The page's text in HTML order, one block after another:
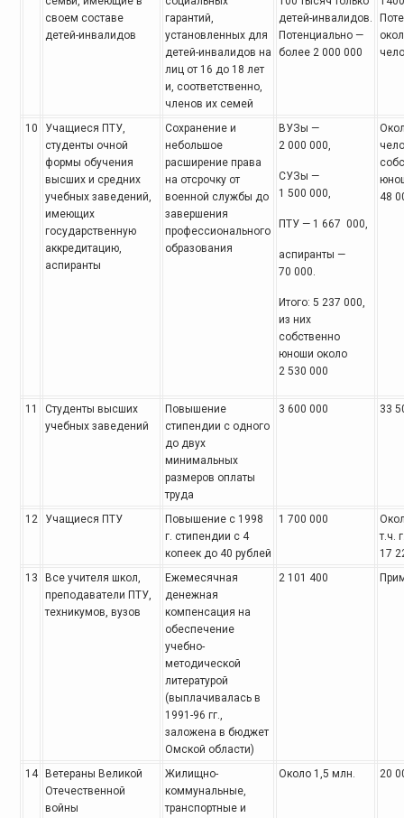
своем составе
детей-инвалидов
гарантий,
установленных для
детей-инвалидов на
лиц от 16 до 18 лет
и, соответственно,
членов их семей
детей-инвалидов.
Потенциально —
более 2 000 000
10
Учащиеся ПТУ,
студенты очной
формы обучения
высших и средних
учебных заведений,
имеющих
государственную
аккредитацию,
аспиранты
Сохранение и
небольшое
расширение права
на отсрочку от
военной службы до
завершения
профессионального
образования
ВУЗы —
2 000 000,
СУЗы —
1 500 000,
ПТУ — 1 667 000,
аспиранты —
70 000.
Итого: 5 237 000,
из них
собственно
юноши около
2 530 000
48
11
Студенты высших
учебных заведений
Повышение
стипендии с одного
до двух
минимальных
размеров оплаты
труда
3 600 000 33
12 Учащиеся ПТУ
Повышение с 1998
г. стипендии с 4
копеек до 40 рублей
1 700 000
т.ч.
17
13
Все учителя школ,
преподаватели ПТУ,
техникумов, вузов
Ежемесячная
денежная
компенсация на
обеспечение
учебно-
методической
литературой
(выплачивалась в
1991-96 гг.,
заложена в бюджет
Омской области)
2 101 400
14
Ветераны Великой
Отечественной
войны
Жилищно-
коммунальные,
транспортные и
Около 1,5 млн. 20